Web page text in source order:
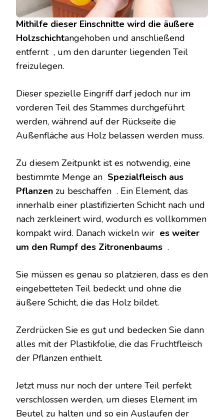
Mithilfe dieser Einschnitte wird die äußere
Holzschichtangehoben und anschließend
entfernt , um den darunter liegenden Teil
freizulegen.
Dieser spezielle Eingriff darf jedoch nur im
vorderen Teil des Stammes durchgeführt
werden, während auf der Rückseite die
Außenfläche aus Holz belassen werden muss.
Zu diesem Zeitpunkt ist es notwendig, eine
bestimmte Menge an Spezialfleisch aus
Pflanzen zu beschaffen . Ein Element, das
innerhalb einer plastifizierten Schicht nach und
nach zerkleinert wird, wodurch es vollkommen
kompakt wird. Danach wickeln wir es weiter
um den Rumpf des Zitronenbaums .
Sie müssen es genau so platzieren, dass es den
eingebetteten Teil bedeckt und ohne die
äußere Schicht, die das Holz bildet.
Zerdrücken Sie es gut und bedecken Sie dann
alles mit der Plastikfolie, die das Fruchtfleisch
der Pflanzen enthielt.
Jetzt muss nur noch der untere Teil perfekt
verschlossen werden, um dieses Element im
Beutel zu halten und so ein Auslaufen der